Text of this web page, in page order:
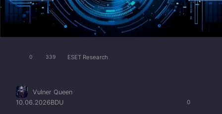
0 339 ESET Research
0
Vulner Queen
10.06.2026BDU